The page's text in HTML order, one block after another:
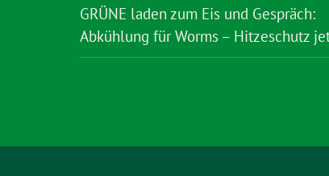
GRÜNE laden zum Eis und Gespräch:
Abkühlung für Worms – Hitzeschutz